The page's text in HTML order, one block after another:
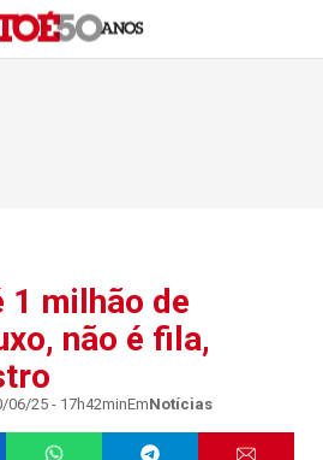
1 milhão de
não é fila,
06/25 - 17h42minEmNotícias